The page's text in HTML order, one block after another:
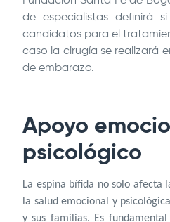
de especialistas definirá
candidatos para el
caso la cirugía se realizará
de embarazo.
Apoyo
psicológico
La espina bífida no solo afecta
la salud emocional y
y sus familias. Es